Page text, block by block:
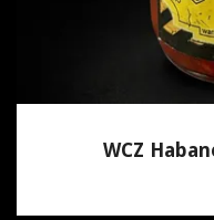
WCZ